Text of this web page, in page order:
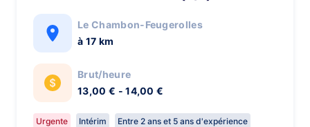
Le Chambon-Feugerolles
à 17 km
Brut/heure
13,00 € - 14,00 €
Urgente Intérim Entre 2 ans et 5 ans d'expérience